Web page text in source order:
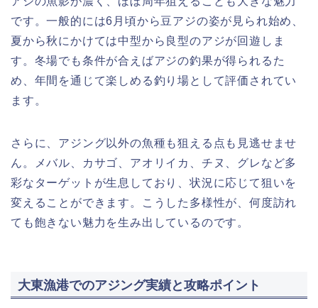
です。一般的には6月頃から豆アジの姿が見られ始め、
夏から秋にかけては中型から良型のアジが回遊しま
す。冬場でも条件が合えばアジの釣果が得られるた
め、年間を通じて楽しめる釣り場として評価されてい
ます。
さらに、アジング以外の魚種も狙える点も見逃せませ
ん。メバル、カサゴ、アオリイカ、チヌ、グレなど多
彩なターゲットが生息しており、状況に応じて狙いを
変えることができます。こうした多様性が、何度訪れ
ても飽きない魅力を生み出しているのです。
大東漁港でのアジング実績と攻略ポイント